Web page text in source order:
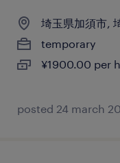
埼玉県加須市,
temporary
¥1900.00 per
posted 24 march